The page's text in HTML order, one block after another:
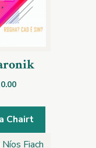
Chairt